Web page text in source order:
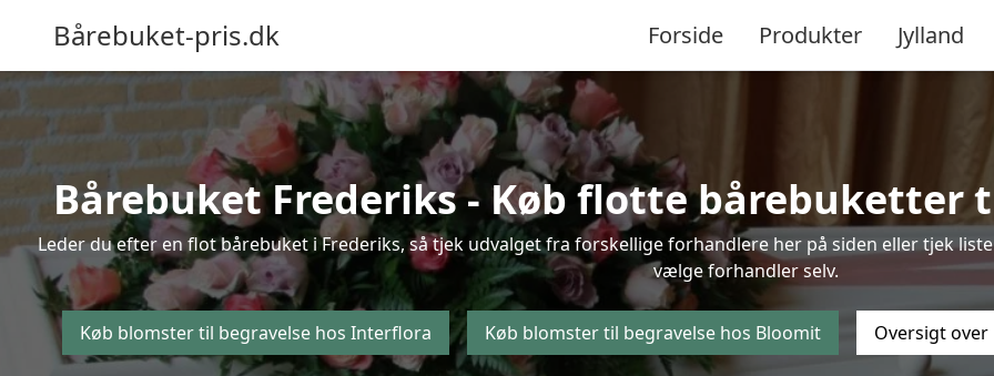
Bårebuket-pris.dk Forside Produkter Jylland
Bårebuket Frederiks - Køb flotte bårebuketter
Leder du efter en flot bårebuket i Frederiks, så tjek udvalget fra forskellige forhandlere her på siden eller tjek
vælge forhandler selv.
Køb blomster til begravelse hos Interflora Køb blomster til begravelse hos Bloomit Oversigt